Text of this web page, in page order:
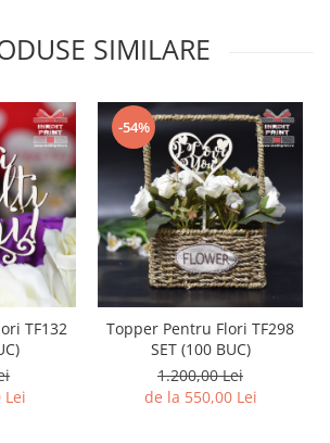
SIMILARE
TF132
Lei
-54%
Topper Pentru Flori TF298
SET (100 BUC)
1.200,00 Lei
de la 550,00 Lei